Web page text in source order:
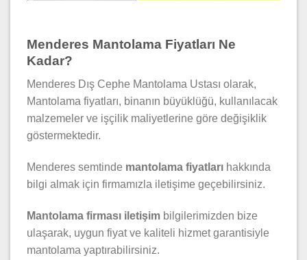
Menderes Mantolama Fiyatları Ne
Kadar?
Menderes Dış Cephe Mantolama Ustası olarak,
Mantolama fiyatları, binanın büyüklüğü, kullanılacak
malzemeler ve işçilik maliyetlerine göre değişiklik
göstermektedir.
Menderes semtinde mantolama fiyatları hakkında
bilgi almak için firmamızla iletişime geçebilirsiniz.
Mantolama firması iletişim bilgilerimizden bize
ulaşarak, uygun fiyat ve kaliteli hizmet garantisiyle
mantolama yaptırabilirsiniz.